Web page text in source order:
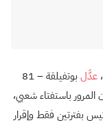
عدَّل
بوتفيلقة – 81
سلطاته دون المرور باستفتاء شعبي،
بفترتين فقط وإقرار